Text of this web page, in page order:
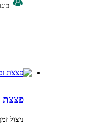
בוגר, ביניים
פצצת זמן -
ניצול זמן הבוקר